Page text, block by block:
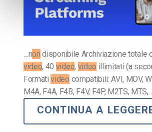
…non disponibile Archiviazione totale
video, 40 video, video illimitati (a
Formativideo compatibili: AVI, MOV,
M4A, F4A, F4B, F4V, F4P, M2TS,
CONTINUA A